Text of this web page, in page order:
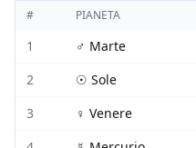
# PIANETA
1 ♂ Marte
2
☉ Sole
3
♀ Venere